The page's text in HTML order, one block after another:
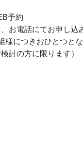
予約
、お電話にてお申し込
様につきおひとつと
討の方に限ります）